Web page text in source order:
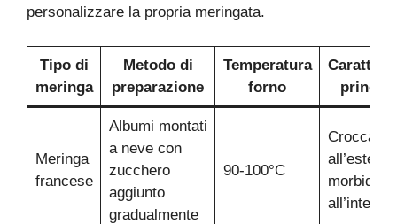
personalizzare la propria meringata.
Tipo di
meringa
Metodo di
preparazione
Temperatura
forno
Meringa
francese
Albumi montati
a neve con
zucchero
aggiunto
gradualmente
90-100°C
Croccante
morbida
all’interno